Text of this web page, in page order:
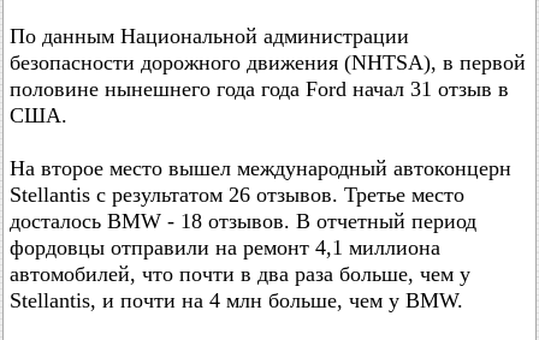
По данным Национальной администрации
безопасности дорожного движения (NHTSA), в первой
половине нынешнего года года Ford начал 31 отзыв в
США.
На второе место вышел международный автоконцерн
Stellantis с результатом 26 отзывов. Третье место
досталось BMW - 18 отзывов. В отчетный период
фордовцы отправили на ремонт 4,1 миллиона
автомобилей, что почти в два раза больше, чем у
Stellantis, и почти на 4 млн больше, чем у BMW.